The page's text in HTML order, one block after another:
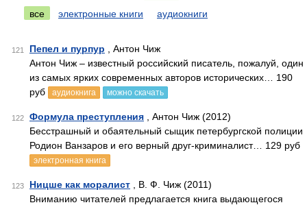
все
электронные книги аудиокниги
121 Пепел и пурпур , Антон Чиж
Антон Чиж – известный российский писатель, пожалуй, один
из самых ярких современных авторов исторических… 190
руб
аудиокнига можно скачать
122 Формула преступления , Антон Чиж (2012)
Бесстрашный и обаятельный сыщик петербургской полиции
Родион Ванзаров и его верный друг-криминалист… 129 руб
электронная книга
123 Ницше как моралист , В. Ф. Чиж (2011)
Вниманию читателей предлагается книга выдающегося